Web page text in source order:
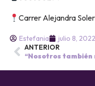
Carrer Alejandra
Estefania
julio 8, 2022
ANTERIOR